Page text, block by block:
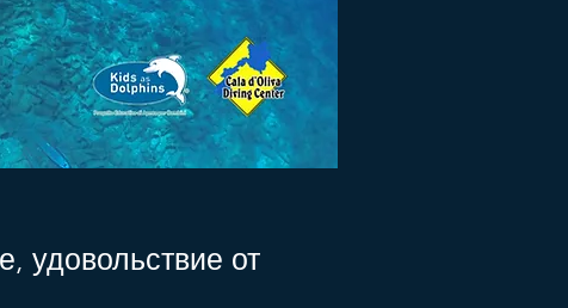
удовольствие от